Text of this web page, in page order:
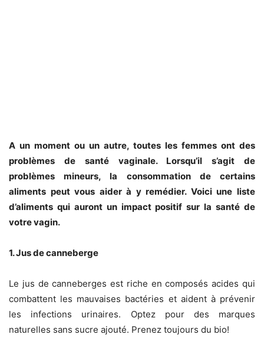
A un moment ou un autre, toutes les femmes ont des
problèmes de santé vaginale. Lorsqu’il s’agit de
problèmes mineurs, la consommation de certains
aliments peut vous aider à y remédier. Voici une liste
d’aliments qui auront un impact positif sur la santé de
votre vagin.
1. Jus de canneberge
Le jus de canneberges est riche en composés acides qui
combattent les mauvaises bactéries et aident à prévenir
les infections urinaires. Optez pour des marques
naturelles sans sucre ajouté. Prenez toujours du bio!